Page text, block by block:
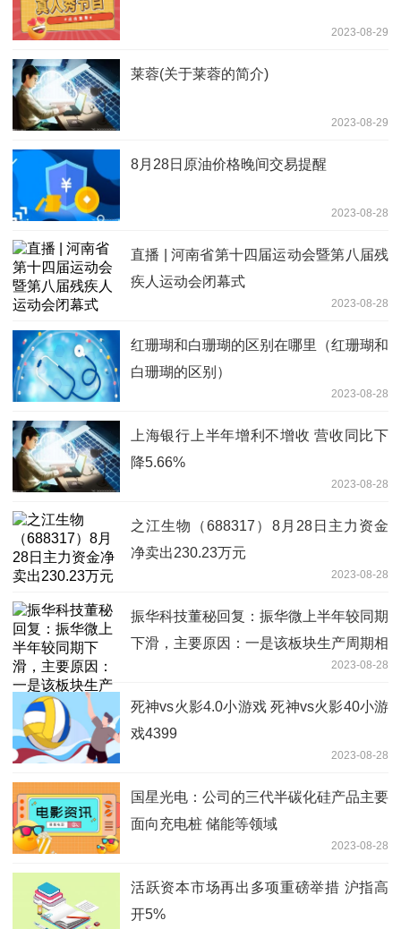
2023-08-29
莱蓉(关于莱蓉的简介)
2023-08-29
8月28日原油价格晚间交易提醒
2023-08-28
直播 | 河南省第十四届运动会暨第八届残
疾人运动会闭幕式
2023-08-28
红珊瑚和白珊瑚的区别在哪里（红珊瑚和
白珊瑚的区别）
2023-08-28
上海银行上半年增利不增收 营收同比下
降5.66%
2023-08-28
之江生物（688317）8月28日主力资金
净卖出230.23万元
2023-08-28
振华科技董秘回复：振华微上半年较同期
下滑，主要原因：一是该板块生产周期相
对较长，上半年部分订单尚未交付2023-08-28
死神vs火影4.0小游戏 死神vs火影40小游
戏4399
2023-08-28
国星光电：公司的三代半碳化硅产品主要
面向充电桩 储能等领域
2023-08-28
活跃资本市场再出多项重磅举措 沪指高
开5%